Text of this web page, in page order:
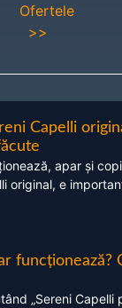
Ofertele
>>
Capelli
apar și
original, e
funcționează?
„Sereni Capelli